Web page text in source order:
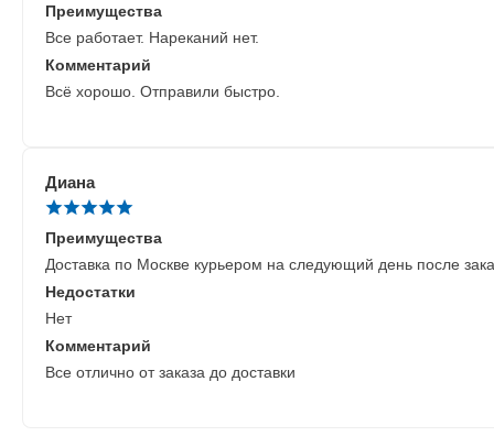
Преимущества
Все работает. Нареканий нет.
Комментарий
Всё хорошо. Отправили быстро.
Диана
Преимущества
Доставка по Москве курьером на следующий день после
Недостатки
Нет
Комментарий
Все отлично от заказа до доставки